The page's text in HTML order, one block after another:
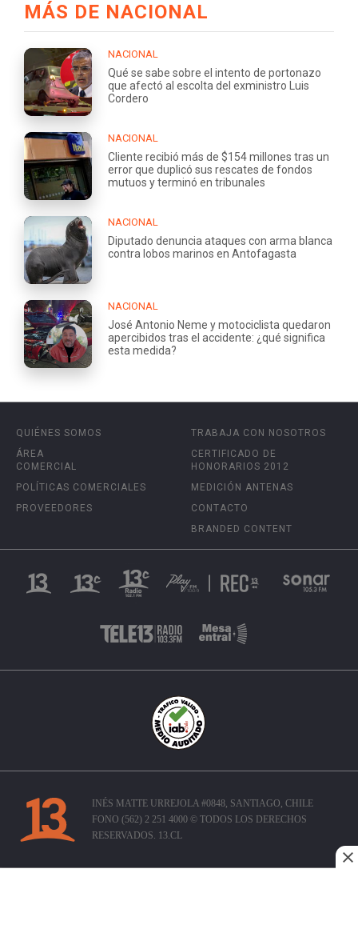
MÁS DE NACIONAL
NACIONAL
Qué se sabe sobre el intento de portonazo
que afectó al escolta del exministro Luis
Cordero
NACIONAL
Cliente recibió más de $154 millones tras un
error que duplicó sus rescates de fondos
mutuos y terminó en tribunales
NACIONAL
Diputado denuncia ataques con arma blanca
contra lobos marinos en Antofagasta
NACIONAL
José Antonio Neme y motociclista quedaron
apercibidos tras el accidente: ¿qué significa
esta medida?
QUIÉNES SOMOS
ÁREA
COMERCIAL
POLÍTICAS COMERCIALES
PROVEEDORES
TRABAJA CON NOSOTROS
CERTIFICADO DE
HONORARIOS 2012
MEDICIÓN ANTENAS
CONTACTO
BRANDED CONTENT
INÉS MATTE URREJOLA #0848, SANTIAGO, CHILE
FONO (562) 2 251 4000 © TODOS LOS DERECHOS
RESERVADOS. 13.CL